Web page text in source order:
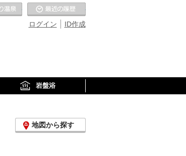
ID作成
ログイン
お気に入りの温泉
岩盤浴
地図から探す